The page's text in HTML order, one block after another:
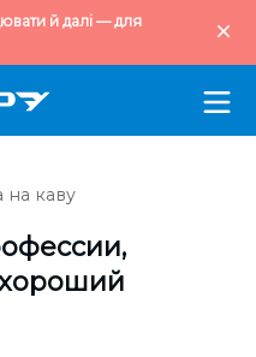
й далі — для
на каву